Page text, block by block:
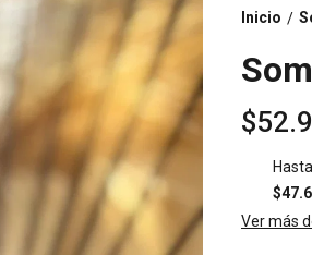
Inicio /
Hasta
Ver más